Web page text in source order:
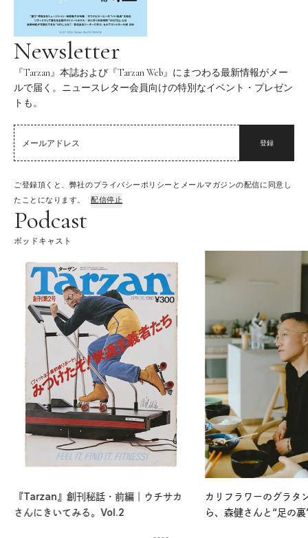
Newsletter
『Tarzan』本誌および『Tarzan Web』にまつわる最新情報がメー
ルで届く。ニュースレター会員向けの特別なイベント・プレゼン
トも。
登録
ご登録頂くと、弊社のプライバシーポリシーとメールマガジンの配信に同意し
たことになります。
配信停止
Podcast
ポッドキャスト
『Tarzan』創刊秘話・前編｜ウチサカ
さんにきいてみる。Vol.2
カリフラワーのグラタ
ら、森健さんと“足の